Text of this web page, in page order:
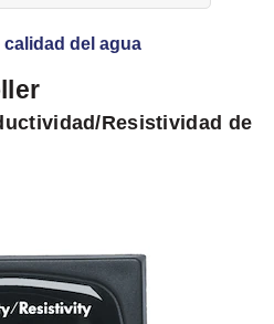
del agua
Resistividad de